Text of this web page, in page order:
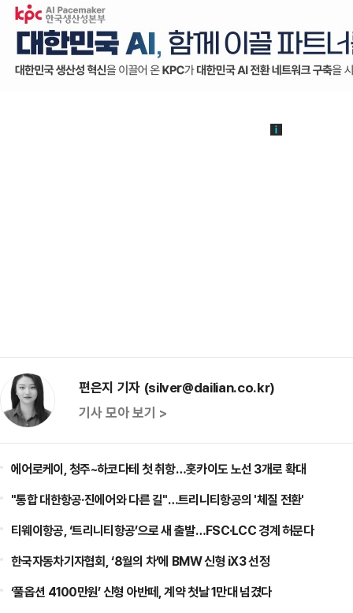
편은지 기자 (silver@dailian.co.kr)
기사 모아 보기 >
에어로케이, 청주~하코다테 첫 취항…홋카이도 노선 3개로 확대
"통합 대한항공·진에어와 다른 길"…트리니티항공의 '체질 전환'
티웨이항공, ‘트리니티항공’으로 새 출발…FSC·LCC 경계 허문다
한국자동차기자협회, ‘8월의 차’에 BMW 신형 iX3 선정
‘풀옵션 4100만원’ 신형 아반떼, 계약 첫날 1만대 넘겼다